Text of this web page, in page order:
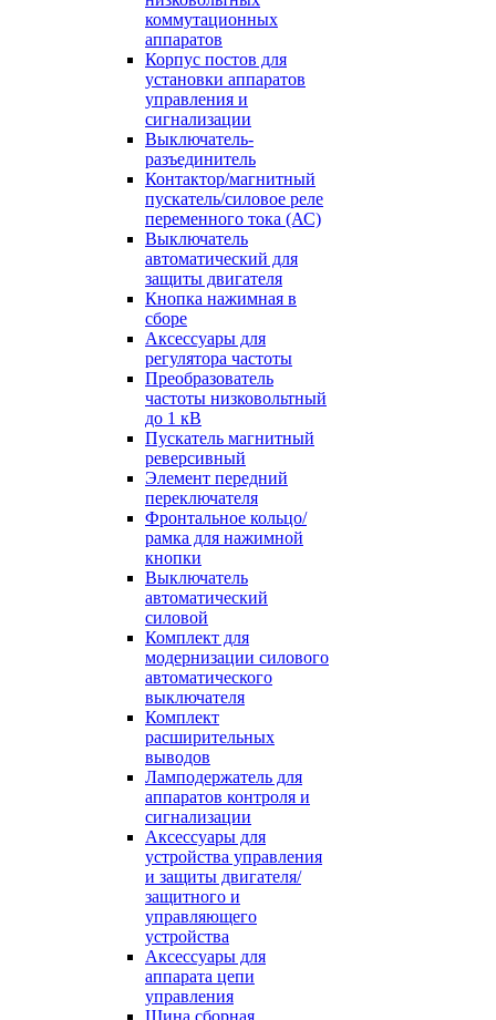
коммутационных
аппаратов
Корпус постов для
установки аппаратов
управления и
сигнализации
Выключатель-
разъединитель
Контактор/магнитный
пускатель/силовое реле
переменного тока (АС)
Выключатель
автоматический для
защиты двигателя
Кнопка нажимная в
сборе
Аксессуары для
регулятора частоты
Преобразователь
частоты низковольтный
до 1 кВ
Пускатель магнитный
реверсивный
Элемент передний
переключателя
Фронтальное кольцо/
рамка для нажимной
кнопки
Выключатель
автоматический
силовой
Комплект для
модернизации силового
автоматического
выключателя
Комплект
расширительных
выводов
Ламподержатель для
аппаратов контроля и
сигнализации
Аксессуары для
устройства управления
и защиты двигателя/
защитного и
управляющего
устройства
Аксессуары для
аппарата цепи
управления
Шина сборная